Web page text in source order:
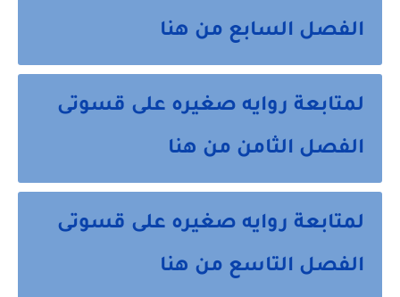
الفصل السابع من هنا
لمتابعة روايه صغيره على قسوتى
الفصل الثامن من هنا
لمتابعة روايه صغيره على قسوتى
الفصل التاسع من هنا